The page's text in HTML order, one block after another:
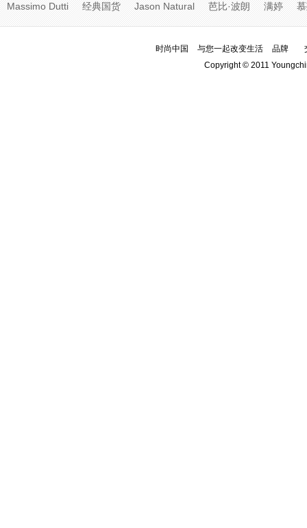
Massimo Dutti 经典国货 Jason Natural 芭比·波朗 满婷
时尚中国 与您一起改变生活 品牌
Copyright © 2011